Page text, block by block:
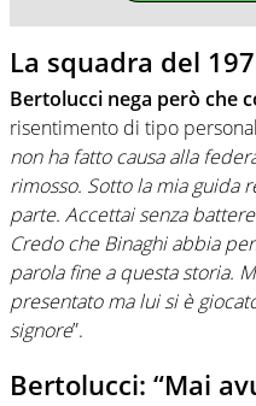
La squadra del
Bertolucci nega però che
risentimento di tipo
non ha fatto causa alla
rimosso. Sotto la mia guida
parte. Accettai senza
Credo che Binaghi abbia
parola fine a questa storia.
presentato ma lui si è
signore”.
Bertolucci: “Mai